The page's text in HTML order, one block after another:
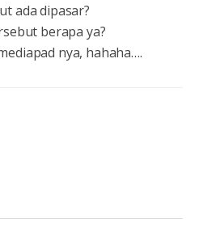
ada dipasar?
berapa ya?
nya, hahaha….